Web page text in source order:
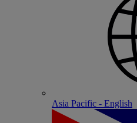
Asia Pacific - English